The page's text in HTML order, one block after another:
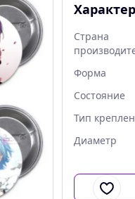
Страна
Форма
Состояние
Тип
Диаметр